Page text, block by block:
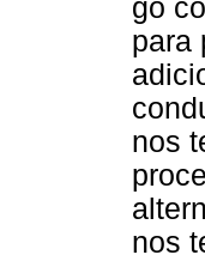
go
para
nos
nos